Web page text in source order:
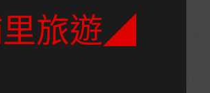
旅遊◢